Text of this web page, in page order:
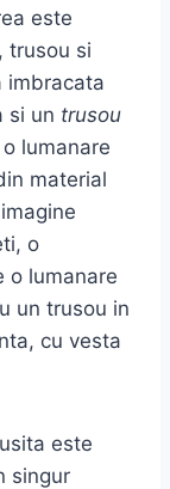
este
, trusou si
imbracata
si un trusou
lumanare
material
o
o lumanare
un trusou in
cu vesta
este
singur